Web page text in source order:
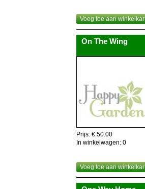
Voeg toe aan winkelkar
On The Wing
Prijs: € 50.00
In winkelwagen: 0
Voeg toe aan winkelkar